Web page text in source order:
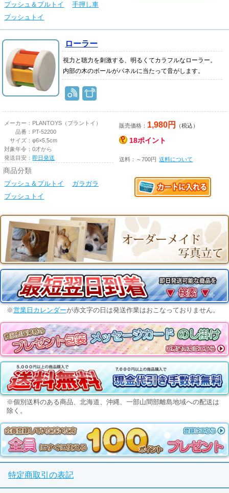
プッシュ＆プルトイ
手押し車
プッシュトイ
ローラー
視力と聴力を刺激する、明るくてカラフルなローラー。
内部の木のボールがパネルに当たって音がします。
メーカー： PLANTOYS（プラントイ）
品番： PT-52200
サイズ：φ6×5.5cm
対象年令：0才から
発送目安： 即日発送
商品分類
プッシュ＆プルトイ
ガラガラ
プッシュトイ
販売価格： 1,980円 （税込）
18ポイント
送料：～700円 送料について
※営業日カレンダーが赤文字の日は発送作業はおこなっておりません。
※個別送料のある商品、北海道、沖縄、一部山間部離島地域への配送は
除く。
特定商取引の表記